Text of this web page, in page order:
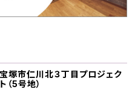
宝塚市仁川北３丁目プロジェク
ト（5号地）